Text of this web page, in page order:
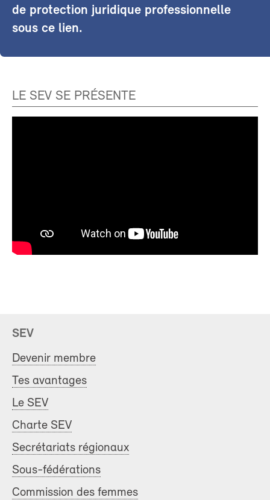
de protection juridique professionnelle
sous ce lien.
LE SEV SE PRÉSENTE
SEV
Devenir membre
Tes avantages
Le SEV
Charte SEV
Secrétariats régionaux
Sous-fédérations
Commission des femmes